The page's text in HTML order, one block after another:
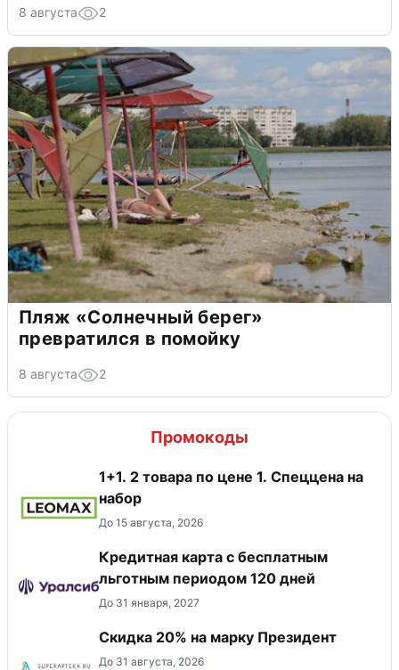
8 августа 2
Пляж «Солнечный берег»
превратился в помойку
8 августа 2
Промокоды
1+1. 2 товара по цене 1. Спеццена на
набор
До 15 августа, 2026
Кредитная карта с бесплатным
льготным периодом 120 дней
До 31 января, 2027
Скидка 20% на марку Президент
До 31 августа, 2026